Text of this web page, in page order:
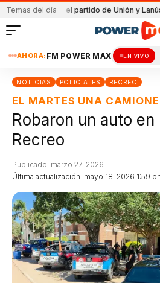
Temas del día
en el partido de Unión y LanúsSanta
AHORA: FM POWER MAX EN VIVO
NOTICIAS POLICIALES RECREO
EL MARTES UNA
Robaron un auto
Recreo
Última actualización: mayo 18, 2026 1:59
Publicado: marzo 27, 2026